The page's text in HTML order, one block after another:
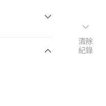
清除
紀錄